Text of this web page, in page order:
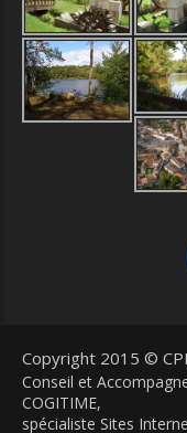
Copyright 2015 ©
Conseil et
COGITIME,
spécialiste Sites